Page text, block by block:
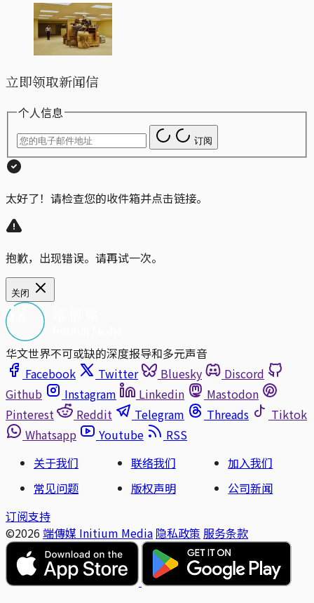
立即领取新闻信
个人信息
订阅
太好了！请检查您的收件箱并点击链接。
抱歉，出现错误。请再试一次。
关闭
华文世界不可或缺的深度报导和多元声音
Facebook
Twitter Bluesky
Discord
Github
Instagram Linkedin
Mastodon
Pinterest
Reddit Telegram Threads
Tiktok
Whatsapp
Youtube
RSS
关于我们
联络我们
加入我们
常见问题
版权声明
公司新闻
订阅支持
©2026 端傳媒 Initium Media 隐私政策 服务条款